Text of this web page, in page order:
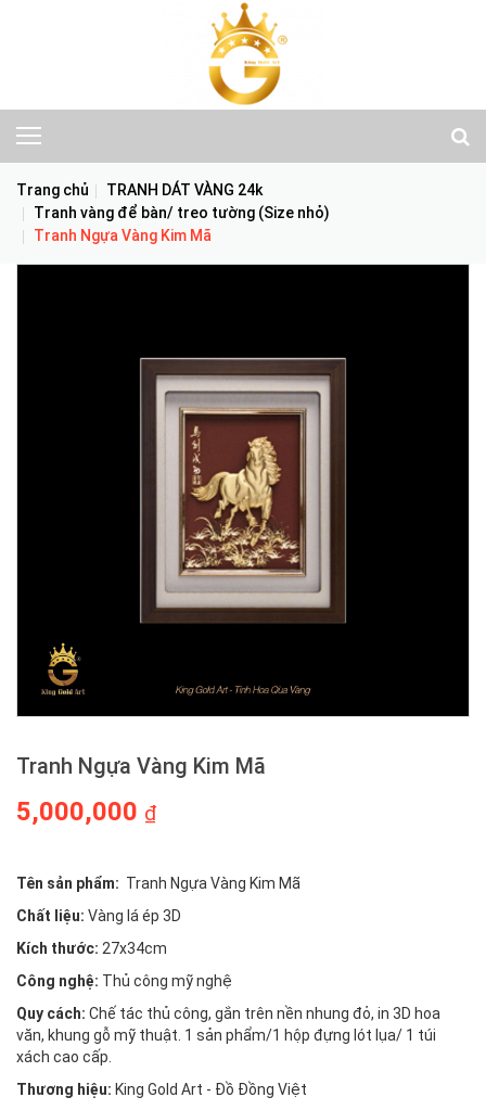
Trang chủ
TRANH DÁT VÀNG 24k
Tranh vàng để bàn/ treo tường (Size nhỏ)
Tranh Ngựa Vàng Kim Mã
Tranh Ngựa Vàng Kim Mã
5,000,000 ₫
Tên sản phẩm: Tranh Ngựa Vàng Kim Mã
Chất liệu: Vàng lá ép 3D
Kích thước: 27x34cm
Công nghệ: Thủ công mỹ nghệ
Quy cách: Chế tác thủ công, gắn trên nền nhung đỏ, in 3D hoa
văn, khung gỗ mỹ thuật. 1 sản phẩm/1 hộp đựng lót lụa/ 1 túi
xách cao cấp.
Thương hiệu: King Gold Art - Đồ Đồng Việt